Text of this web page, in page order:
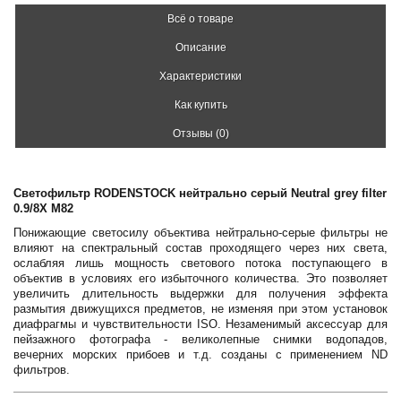
Всё о товаре
Описание
Характеристики
Как купить
Отзывы (0)
Светофильтр RODENSTOCK нейтрально серый Neutral grey filter
0.9/8X M82
Понижающие светосилу объектива нейтрально-серые фильтры не
влияют на спектральный состав проходящего через них света,
ослабляя лишь мощность светового потока поступающего в
объектив в условиях его избыточного количества. Это позволяет
увеличить длительность выдержки для получения эффекта
размытия движущихся предметов, не изменяя при этом установок
диафрагмы и чувствительности ISO. Незаменимый аксессуар для
пейзажного фотографа - великолепные снимки водопадов,
вечерних морских прибоев и т.д. созданы с применением ND
фильтров.